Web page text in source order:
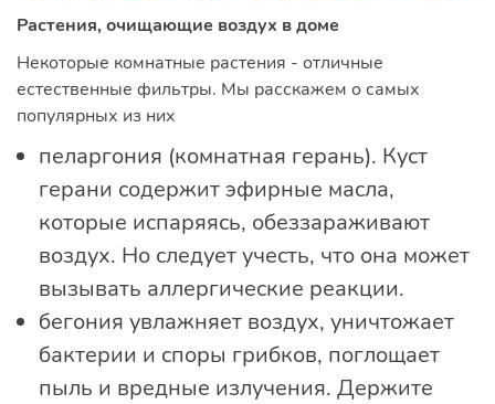
Растения, очищающие воздух в доме
Некоторые комнатные растения - отличные
естественные фильтры. Мы расскажем о самых
популярных из них
пеларгония (комнатная герань). Куст
герани содержит эфирные масла,
которые испаряясь, обеззараживают
воздух. Но следует учесть, что она может
вызывать аллергические реакции.
бегония увлажняет воздух, уничтожает
бактерии и споры грибков, поглощает
пыль и вредные излучения. Держите